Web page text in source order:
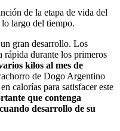
de la etapa de vida del
lo largo del tiempo.
gran desarrollo. Los
rápida durante los primeros
kilos al mes de
de Dogo Argentino
calorías para satisfacer este
que contenga
desarrollo de su